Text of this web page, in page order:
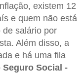
existem 12
e quem não está
de salário por
Além disso, a
e há uma fila
Social -